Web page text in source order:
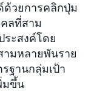
วยการคลิกปุ่ม
ลที่สาม
ะสงค์โดย
ามหลายพันราย
ฐานกลุ่มเป้า
มขึ้น